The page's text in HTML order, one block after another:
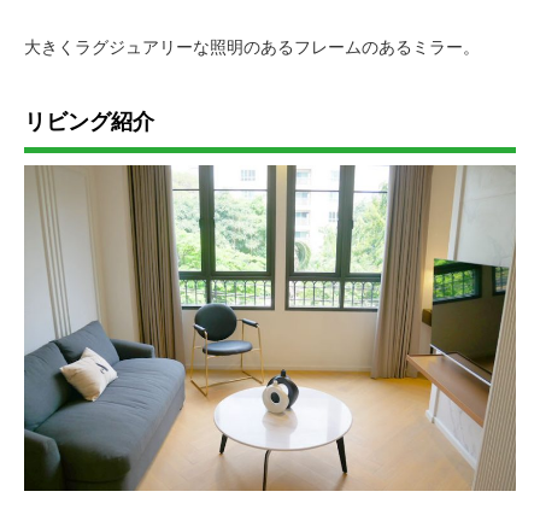
大きくラグジュアリーな照明のあるフレームのあるミラー。
リビング紹介